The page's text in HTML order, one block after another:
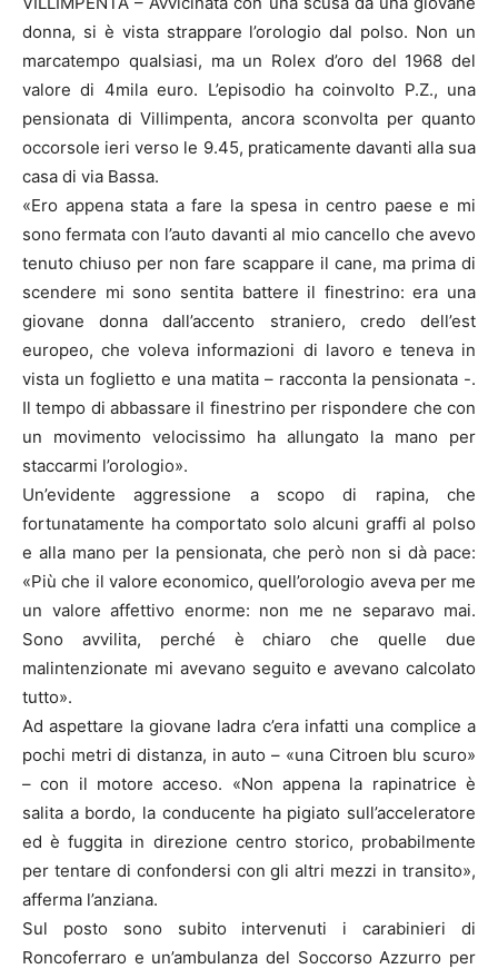
donna, si è vista strappare l’orologio dal polso. Non un
marcatempo qualsiasi, ma un Rolex d’oro del 1968 del
valore di 4mila euro. L’episodio ha coinvolto P.Z., una
pensionata di Villimpenta, ancora sconvolta per quanto
occorsole ieri verso le 9.45, praticamente davanti alla sua
casa di via Bassa.
«Ero appena stata a fare la spesa in centro paese e mi
sono fermata con l’auto davanti al mio cancello che avevo
tenuto chiuso per non fare scappare il cane, ma prima di
scendere mi sono sentita battere il finestrino: era una
giovane donna dall’accento straniero, credo dell’est
europeo, che voleva informazioni di lavoro e teneva in
vista un foglietto e una matita – racconta la pensionata -.
Il tempo di abbassare il finestrino per rispondere che con
un movimento velocissimo ha allungato la mano per
staccarmi l’orologio».
Un’evidente aggressione a scopo di rapina, che
fortunatamente ha comportato solo alcuni graffi al polso
e alla mano per la pensionata, che però non si dà pace:
«Più che il valore economico, quell’orologio aveva per me
un valore affettivo enorme: non me ne separavo mai.
Sono avvilita, perché è chiaro che quelle due
malintenzionate mi avevano seguito e avevano calcolato
tutto».
Ad aspettare la giovane ladra c’era infatti una complice a
pochi metri di distanza, in auto – «una Citroen blu scuro»
– con il motore acceso. «Non appena la rapinatrice è
salita a bordo, la conducente ha pigiato sull’acceleratore
ed è fuggita in direzione centro storico, probabilmente
per tentare di confondersi con gli altri mezzi in transito»,
afferma l’anziana.
Sul posto sono subito intervenuti i carabinieri di
Roncoferraro e un’ambulanza del Soccorso Azzurro per